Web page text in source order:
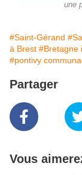
une
#Saint-Gérand
à Brest #Bretagne
#pontivy
Partager
Vous